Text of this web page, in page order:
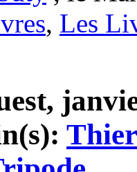
, Les